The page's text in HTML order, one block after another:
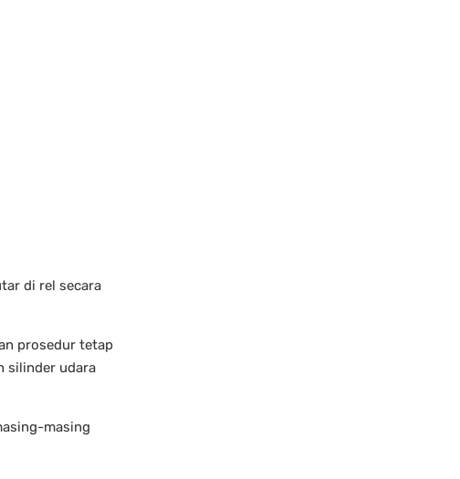
di rel secara
prosedur tetap
silinder udara
masing